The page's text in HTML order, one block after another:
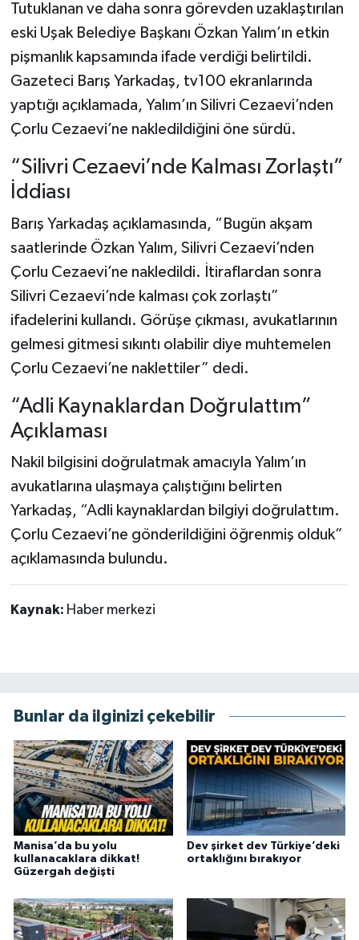
Tutuklanan ve daha sonra görevden uzaklaştırılan
eski Uşak Belediye Başkanı Özkan Yalım’ın etkin
pişmanlık kapsamında ifade verdiği belirtildi.
Gazeteci Barış Yarkadaş, tv100 ekranlarında
yaptığı açıklamada, Yalım’ın Silivri Cezaevi’nden
Çorlu Cezaevi’ne nakledildiğini öne sürdü.
“Silivri Cezaevi’nde Kalması Zorlaştı”
İddiası
Barış Yarkadaş açıklamasında, “Bugün akşam
saatlerinde Özkan Yalım, Silivri Cezaevi’nden
Çorlu Cezaevi’ne nakledildi. İtiraflardan sonra
Silivri Cezaevi’nde kalması çok zorlaştı”
ifadelerini kullandı. Görüşe çıkması, avukatlarının
gelmesi gitmesi sıkıntı olabilir diye muhtemelen
Çorlu Cezaevi’ne naklettiler” dedi.
“Adli Kaynaklardan Doğrulattım”
Açıklaması
Nakil bilgisini doğrulatmak amacıyla Yalım’ın
avukatlarına ulaşmaya çalıştığını belirten
Yarkadaş, “Adli kaynaklardan bilgiyi doğrulattım.
Çorlu Cezaevi’ne gönderildiğini öğrenmiş olduk”
açıklamasında bulundu.
Kaynak: Haber merkezi
Bunlar da ilginizi çekebilir
Manisa’da bu yolu
kullanacaklara dikkat!
Güzergah değişti
Dev şirket dev Türkiye’deki
ortaklığını bırakıyor